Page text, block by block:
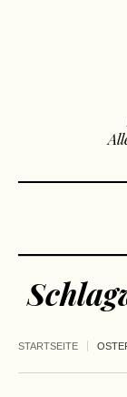
STARTSEITE